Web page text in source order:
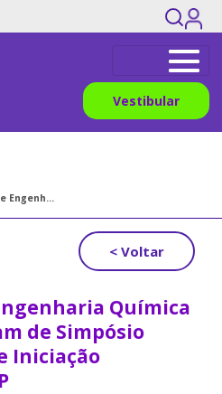
Vestibular
de Iniciação Científica da USP
< Voltar
Química
de Simpósio
Iniciação